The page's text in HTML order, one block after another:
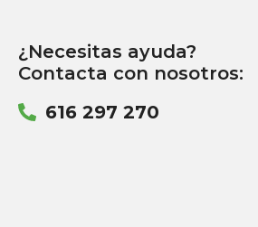
¿Necesitas ayuda?
Contacta con nosotros:
616 297 270